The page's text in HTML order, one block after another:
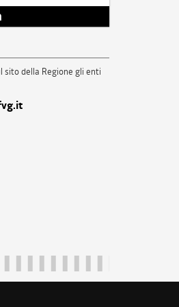
sito della Regione gli enti